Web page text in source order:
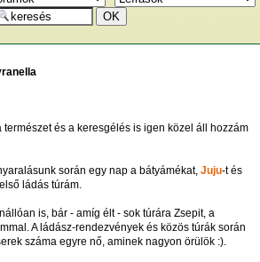
természet és a keresgélés is igen közel áll hozzám
során egy nap a bátyámékat,Juju-t és
ládás túrám.
is, bár - amíg élt - sok túrára Zsepit, a
A ládász-rendezvények és közös túrák során
száma egyre nő, aminek nagyon örülök :).